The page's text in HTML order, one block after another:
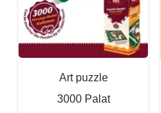
Art puzzle
3000 Palat